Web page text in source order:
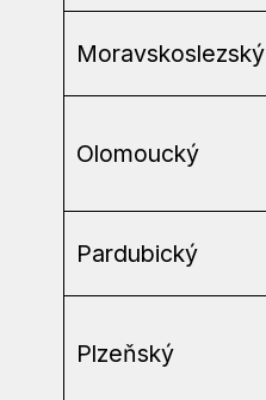
Moravskoslezský
Olomoucký
Pardubický
Plzeňský